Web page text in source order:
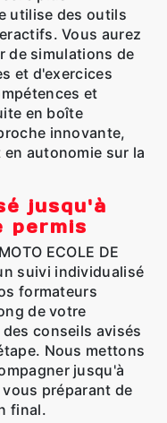
utilise des outils
Vous aurez
de simulations de
et d'exercices
et
en boîte
innovante,
autonomie sur la
jusqu'à
permis
ECOLE DE
suivi individualisé
formateurs
de votre
conseils avisés
Nous mettons
jusqu'à
préparant de
final.